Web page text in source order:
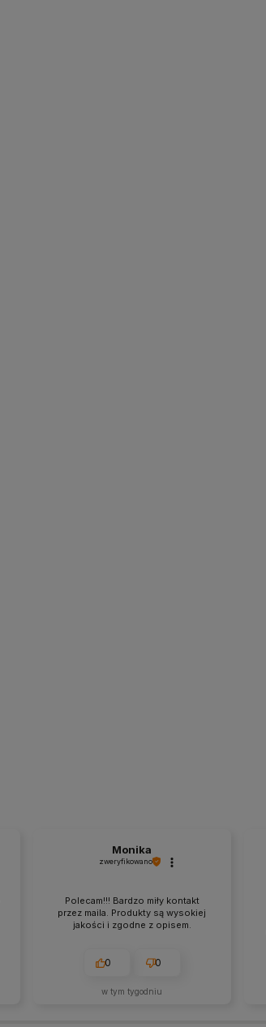
Monika
zweryfikowano
Polecam!!! Bardzo miły kontakt
przez maila. Produkty są wysokiej
jakości i zgodne z opisem.
0 0
w tym tygodniu